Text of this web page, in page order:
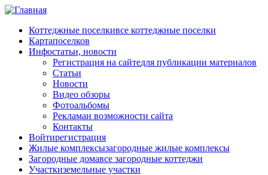
Перейти к основному содержанию
Коттеджные поселкивсе коттеджные поселки
Картапоселков
Инфостатьи, новости
Регистрация на сайтедля публикации материалов
Статьи
Новости
Видео обзоры
Фотоальбомы
Рекламаи возможности сайта
Контакты
Войтирегистрация
Жилые комплексызагородные жилые комплексы
Загородные домавсе загородные коттеджи
Участкиземельные участки